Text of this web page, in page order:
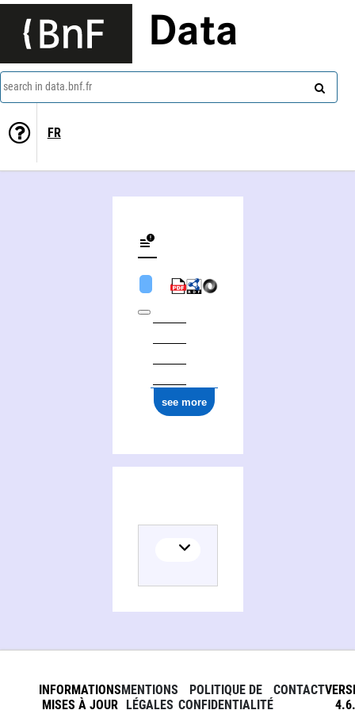
Data
search in data.bnf.fr
FR
see more
INFORMATIONS
MISES À JOUR
MENTIONS
LÉGALES
POLITIQUE DE
CONFIDENTIALITÉ
CONTACT